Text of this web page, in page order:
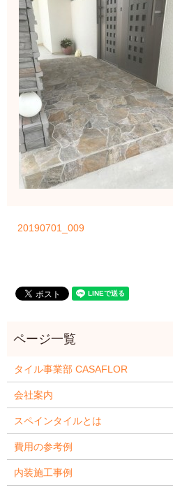
20190701_009
タイル事業部 CASAFLOR
会社案内
スペインタイルとは
費用の参考例
内装施工事例